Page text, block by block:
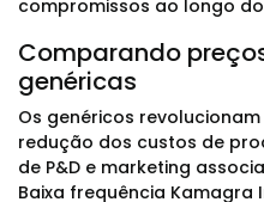
compromissos ao longo
Comparando
genéricas
Os genéricos
redução dos custos de
de P&D e marketing
Baixa frequência Kamagra